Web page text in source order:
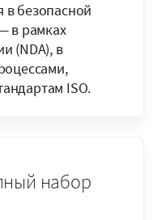
безопасной
в рамках
(NDA), в
ISO.
набор